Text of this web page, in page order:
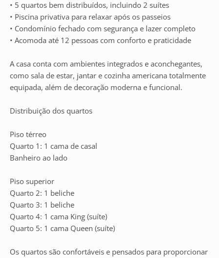
• 5 quartos bem distribuídos, incluindo 2 suítes
• Piscina privativa para relaxar após os passeios
• Condomínio fechado com segurança e lazer completo
• Acomoda até 12 pessoas com conforto e praticidade
A casa conta com ambientes integrados e aconchegantes,
como sala de estar, jantar e cozinha americana totalmente
equipada, além de decoração moderna e funcional.
Distribuição dos quartos
Piso térreo
Quarto 1: 1 cama de casal
Banheiro ao lado
Piso superior
Quarto 2: 1 beliche
Quarto 3: 1 beliche
Quarto 4: 1 cama King (suíte)
Quarto 5: 1 cama Queen (suíte)
Os quartos são confortáveis e pensados para proporcionar